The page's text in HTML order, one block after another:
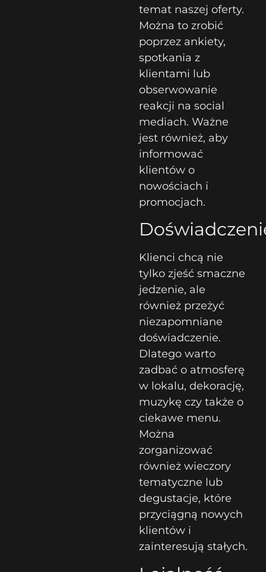
temat naszej oferty.
Można to zrobić
poprzez ankiety,
spotkania z
klientami lub
obserwowanie
reakcji na social
mediach. Ważne
jest również, aby
informować
klientów o
nowościach i
promocjach.
Klienci chcą nie
tylko zjeść smaczne
jedzenie, ale
również przeżyć
niezapomniane
doświadczenie.
Dlatego warto
zadbać o atmosferę
w lokalu, dekorację,
muzykę czy także o
ciekawe menu.
Można
zorganizować
również wieczory
tematyczne lub
degustacje, które
przyciągną nowych
klientów i
zainteresują stałych.